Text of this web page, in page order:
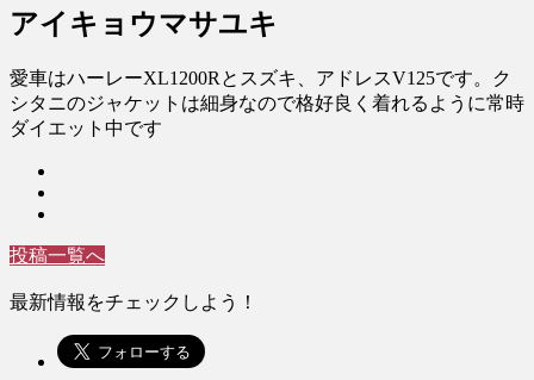
アイキョウマサユキ
愛車はハーレーXL1200Rとスズキ、アドレスV125です。ク
シタニのジャケットは細身なので格好良く着れるように常時
ダイエット中です
投稿一覧へ
最新情報をチェックしよう！